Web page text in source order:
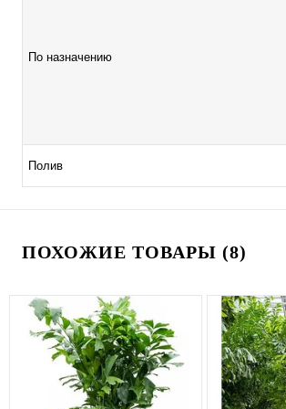
По назначению
Полив
ПОХОЖИЕ ТОВАРЫ (8)